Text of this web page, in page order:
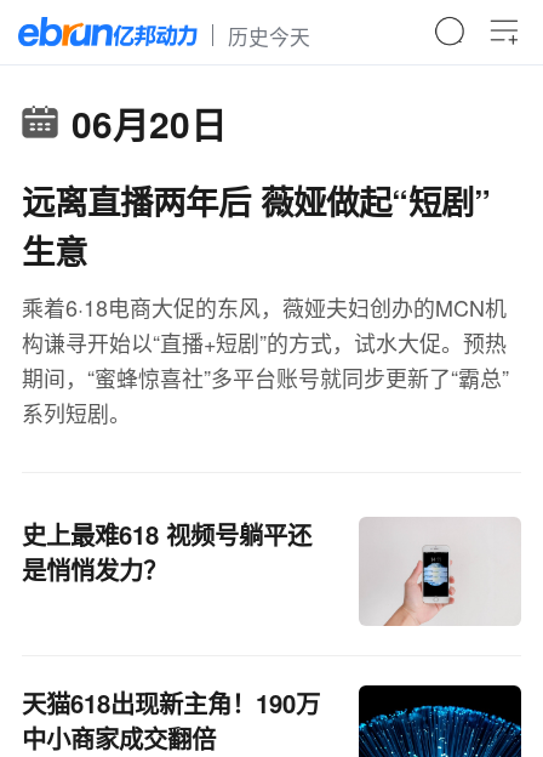
历史今天
06月20日
远离直播两年后 薇娅做起“短剧”
生意
乘着6·18电商大促的东风，薇娅夫妇创办的MCN机
构谦寻开始以“直播+短剧”的方式，试水大促。预热
期间，“蜜蜂惊喜社”多平台账号就同步更新了“霸总”
系列短剧。
史上最难618 视频号躺平还
是悄悄发力？
天猫618出现新主角！190万
中小商家成交翻倍